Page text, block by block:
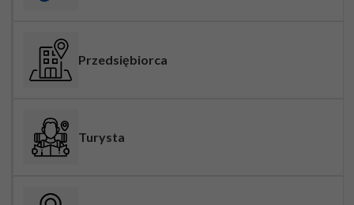
Przedsiębiorca
Turysta